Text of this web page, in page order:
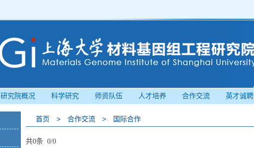
研究院概况 科学研究 师资队伍 人才培养 合作交流 英才诚聘
首页 > 合作交流 > 国际合作
共0条 0/0